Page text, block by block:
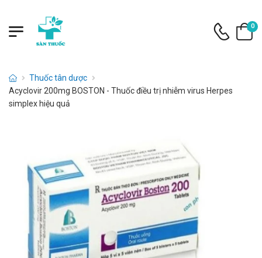
0
Thuốc tân dược
Acyclovir 200mg BOSTON - Thuốc điều trị nhiễm virus Herpes
simplex hiệu quả